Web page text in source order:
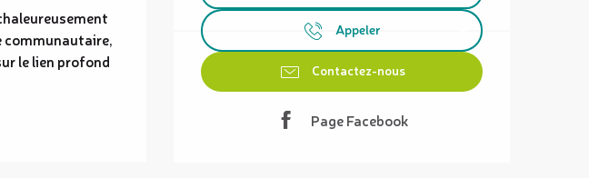
Appeler
Contactez-nous
Page Facebook
communautaire,
le lien profond